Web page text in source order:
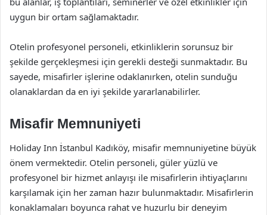
uygun bir ortam sağlamaktadır.
Otelin profesyonel personeli, etkinliklerin sorunsuz bir
şekilde gerçekleşmesi için gerekli desteği sunmaktadır. Bu
sayede, misafirler işlerine odaklanırken, otelin sunduğu
olanaklardan da en iyi şekilde yararlanabilirler.
Misafir Memnuniyeti
Holiday Inn İstanbul Kadıköy, misafir memnuniyetine büyük
önem vermektedir. Otelin personeli, güler yüzlü ve
profesyonel bir hizmet anlayışı ile misafirlerin ihtiyaçlarını
karşılamak için her zaman hazır bulunmaktadır. Misafirlerin
konaklamaları boyunca rahat ve huzurlu bir deneyim